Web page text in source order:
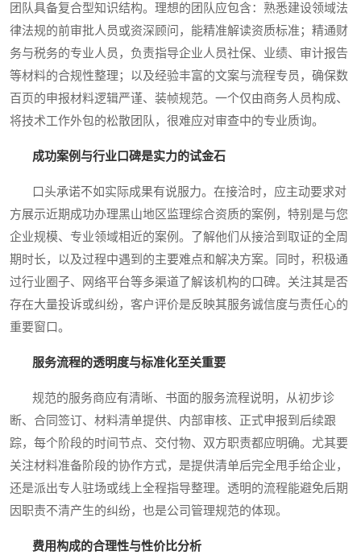
团队具备复合型知识结构。理想的团队应包含：熟悉建设领域法
律法规的前审批人员或资深顾问，能精准解读资质标准；精通财
务与税务的专业人员，负责指导企业人员社保、业绩、审计报告
等材料的合规性整理；以及经验丰富的文案与流程专员，确保数
百页的申报材料逻辑严谨、装帧规范。一个仅由商务人员构成、
将技术工作外包的松散团队，很难应对审查中的专业质询。
成功案例与行业口碑是实力的试金石
口头承诺不如实际成果有说服力。在接洽时，应主动要求对
方展示近期成功办理黑山地区监理综合资质的案例，特别是与您
企业规模、专业领域相近的案例。了解他们从接洽到取证的全周
期时长，以及过程中遇到的主要难点和解决方案。同时，积极通
过行业圈子、网络平台等多渠道了解该机构的口碑。关注其是否
存在大量投诉或纠纷，客户评价是反映其服务诚信度与责任心的
重要窗口。
服务流程的透明度与标准化至关重要
规范的服务商应有清晰、书面的服务流程说明，从初步诊
断、合同签订、材料清单提供、内部审核、正式申报到后续跟
踪，每个阶段的时间节点、交付物、双方职责都应明确。尤其要
关注材料准备阶段的协作方式，是提供清单后完全甩手给企业，
还是派出专人驻场或线上全程指导整理。透明的流程能避免后期
因职责不清产生的纠纷，也是公司管理规范的体现。
费用构成的合理性与性价比分析